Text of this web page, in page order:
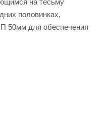
на тесьму
половинках,
50мм для обеспечения